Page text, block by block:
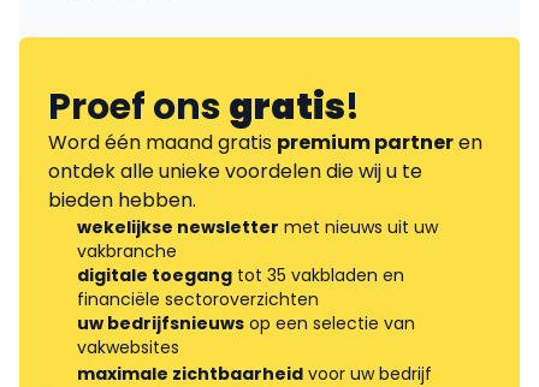
Proef onsgratis!
Word één maand gratis premium partneren
ontdek alle unieke voordelen die wij u te
bieden hebben.
wekelijkse newsletter met nieuws uit uw
vakbranche
digitale toegang tot 35 vakbladen en
financiële sectoroverzichten
uw bedrijfsnieuws op een selectie van
vakwebsites
maximale zichtbaarheid voor uw bedrijf